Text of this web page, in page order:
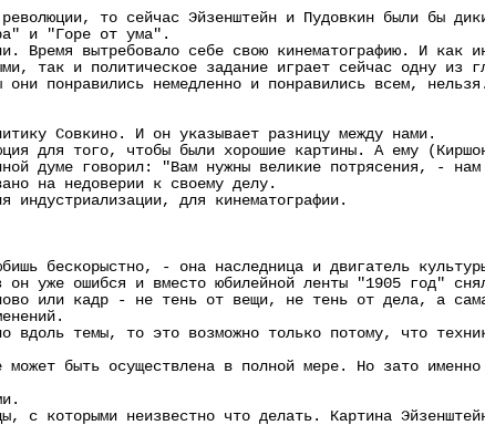
то сейчас Эйзенштейн и Пудовкин были бы
и "Горе от ума".
вытребовало себе свою кинематографию. И как
так и политическое задание играет сейчас одну из
понравились немедленно и понравились всем, нельзя.
Совкино. И он указывает разницу между нами.
того, чтобы были хорошие картины. А ему
думе говорил: "Вам нужны великие потрясения, - нам
на недоверии к своему делу.
для кинематографии.
бескорыстно, - она наследница и двигатель
уже ошибся и вместо юбилейной ленты "1905 год"
или кадр - не тень от вещи, не тень от дела, а
темы, то это возможно только потому, что
быть осуществлена в полной мере. Но зато именно
которыми неизвестно что делать. Картина